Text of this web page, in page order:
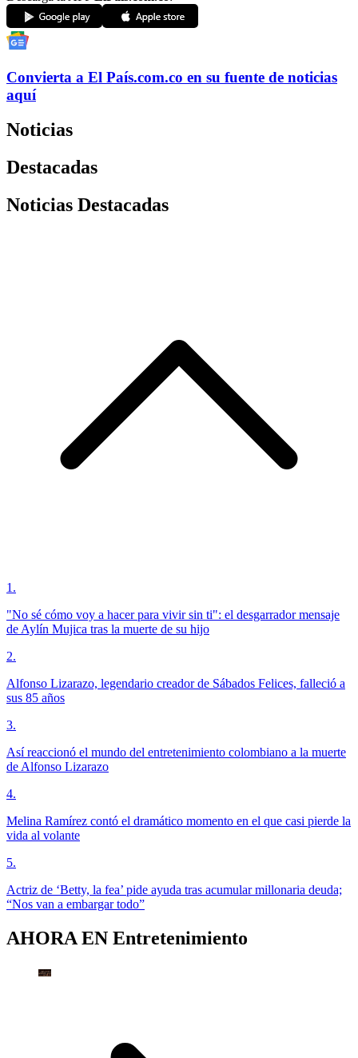
Convierta a El País.com.co en su fuente de noticias
aquí
Noticias
Destacadas
Noticias Destacadas
1 .
"No sé cómo voy a hacer para vivir sin ti": el desgarrador mensaje
de Aylín Mujica tras la muerte de su hijo
2.
Alfonso Lizarazo, legendario creador de Sábados Felices, falleció a
sus 85 años
3.
Así reaccionó el mundo del entretenimiento colombiano a la muerte
de Alfonso Lizarazo
4.
Melina Ramírez contó el dramático momento en el que casi pierde la
vida al volante
5.
Actriz de ‘Betty, la fea’ pide ayuda tras acumular millonaria deuda;
“Nos van a embargar todo”
AHORA EN Entretenimiento